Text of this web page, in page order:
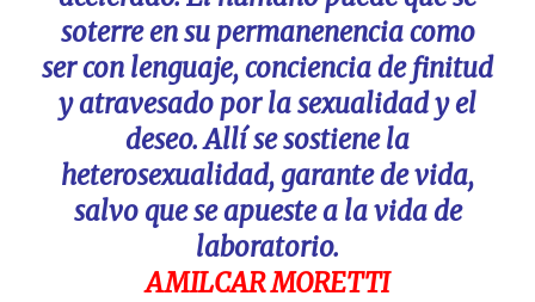
soterre en su permanenencia como
ser con lenguaje, conciencia de finitud
y atravesado por la sexualidad y el
deseo. Allí se sostiene la
heterosexualidad, garante de vida,
salvo que se apueste a la vida de
laboratorio.
AMILCAR MORETTI